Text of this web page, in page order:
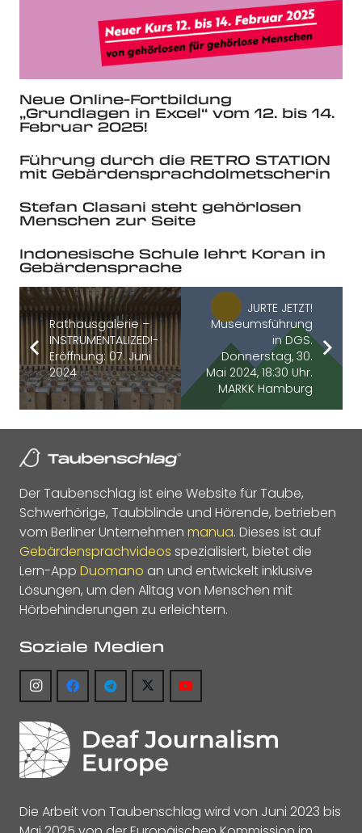
Neue Online-Fortbildung
„Grundlagen in Excel“ vom 12. bis 14.
Februar 2025!
Führung durch die RETRO STATION
mit Gebärdensprachdolmetscherin
Stefan Clasani steht gehörlosen
Menschen zur Seite
Indonesische Schule lehrt Koran in
Gebärdensprache
Rathausgalerie –
INSTRUMENTALIZED!-
Eröffnung: 07. Juni
2024
JURTE JETZT!
Museumsführung
in DGS.
Donnerstag, 30.
Mai 2024, 18:30 Uhr.
MARKK Hamburg
Der Taubenschlag ist eine Website für Taube,
Schwerhörige, Taubblinde und Hörende, betrieben
vom Berliner Unternehmen manua. Dieses ist auf
Gebärdensprachvideos spezialisiert, bietet die
Lern-App Duomano an und entwickelt inklusive
Lösungen, um den Alltag von Menschen mit
Hörbehinderungen zu erleichtern.
Soziale Medien
Die Arbeit von Taubenschlag wird von Juni 2023 bis